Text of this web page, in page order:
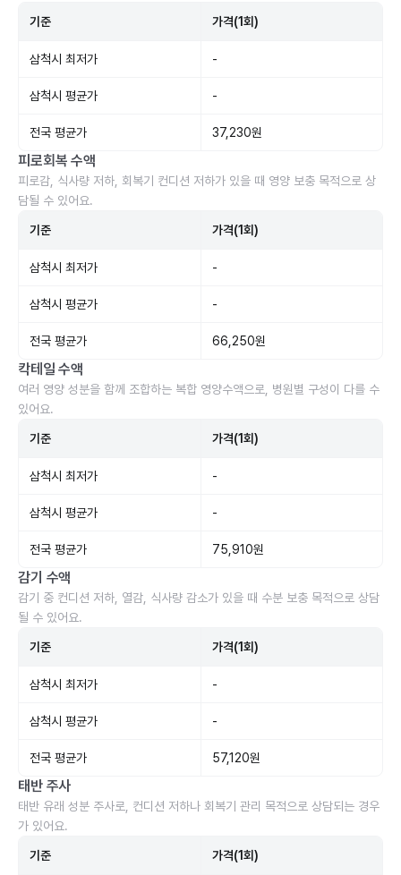
기준 가격(1회)
삼척시 최저가 -
삼척시 평균가 -
전국 평균가 37,230원
피로회복 수액
피로감, 식사량 저하, 회복기 컨디션 저하가 있을 때 영양 보충 목적으로 상
담될 수 있어요.
기준 가격(1회)
삼척시 최저가 -
삼척시 평균가 -
전국 평균가 66,250원
칵테일 수액
여러 영양 성분을 함께 조합하는 복합 영양수액으로, 병원별 구성이 다를 수
있어요.
기준 가격(1회)
삼척시 최저가 -
삼척시 평균가 -
전국 평균가 75,910원
감기 수액
감기 중 컨디션 저하, 열감, 식사량 감소가 있을 때 수분 보충 목적으로 상담
될 수 있어요.
기준 가격(1회)
삼척시 최저가 -
삼척시 평균가 -
전국 평균가 57,120원
태반 주사
태반 유래 성분 주사로, 컨디션 저하나 회복기 관리 목적으로 상담되는 경우
가 있어요.
기준 가격(1회)